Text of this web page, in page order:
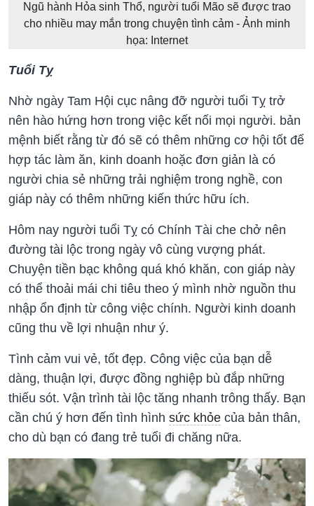
Ngũ hành Hỏa sinh Thổ, người tuổi Mão sẽ được trao
cho nhiều may mắn trong chuyện tình cảm - Ảnh minh
họa: Internet
Tuổi Tỵ
Nhờ ngày Tam Hội cục nâng đỡ người tuổi Tỵ trở
nên hào hứng hơn trong việc kết nối mọi người. bản
mệnh biết rằng từ đó sẽ có thêm những cơ hội tốt để
hợp tác làm ăn, kinh doanh hoặc đơn giản là có
người chia sẻ những trải nghiệm trong nghề, con
giáp này có thêm những kiến thức hữu ích.
Hôm nay người tuổi Tỵ có Chính Tài che chở nên
đường tài lộc trong ngày vô cùng vượng phát.
Chuyện tiền bạc không quá khó khăn, con giáp này
có thể thoải mái chi tiêu theo ý mình nhờ nguồn thu
nhập ổn định từ công việc chính. Người kinh doanh
cũng thu về lợi nhuận như ý.
Tình cảm vui vẻ, tốt đẹp. Công việc của bạn dễ
dàng, thuận lợi, được đồng nghiệp bù đắp những
thiếu sót. Vận trình tài lộc tăng nhanh trông thấy. Bạn
cần chú ý hơn đến tình hình sức khỏe của bản thân,
cho dù bạn có đang trẻ tuổi đi chăng nữa.